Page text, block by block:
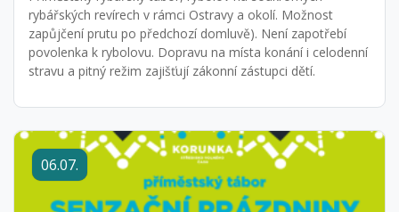
rybářských revírech v rámci Ostravy a okolí. Možnost
zapůjčení prutu po předchozí domluvě). Není zapotřebí
povolenka k rybolovu. Dopravu na místa konání i celodenní
stravu a pitný režim zajišťují zákonní zástupci dětí.
06.07.